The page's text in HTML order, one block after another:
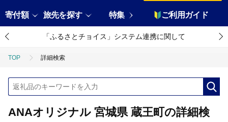
寄付額 旅先を探す 特集 ご利用ガイド
「ふるさとチョイス」システム連携に関して
TOP 詳細検索
ANAオリジナル 宮城県 蔵王町の詳細検